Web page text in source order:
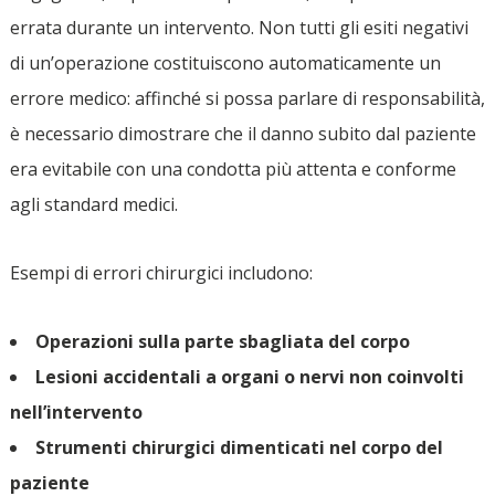
errata durante un intervento. Non tutti gli esiti negativi
di un’operazione costituiscono automaticamente un
errore medico: affinché si possa parlare di responsabilità,
è necessario dimostrare che il danno subito dal paziente
era evitabile con una condotta più attenta e conforme
agli standard medici.
Esempi di errori chirurgici includono:
Operazioni sulla parte sbagliata del corpo
Lesioni accidentali a organi o nervi non coinvolti
nell’intervento
Strumenti chirurgici dimenticati nel corpo del
paziente